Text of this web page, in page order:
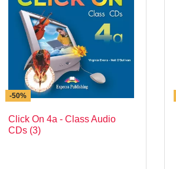
-50%
Click On 4a - Class Audio
CDs (3)